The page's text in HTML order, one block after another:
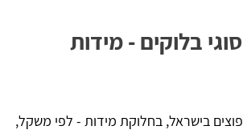
בלוקים - מידות
בישראל, בחלוקת מידות - לפי משקל,